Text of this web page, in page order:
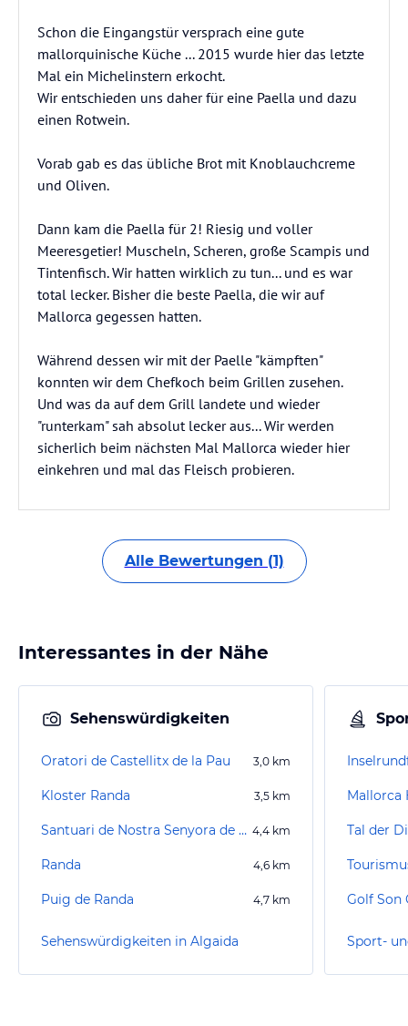
Schon die Eingangstür versprach eine gute
mallorquinische Küche ... 2015 wurde hier das letzte
Mal ein Michelinstern erkocht.
Wir entschieden uns daher für eine Paella und dazu
einen Rotwein.
Vorab gab es das übliche Brot mit Knoblauchcreme
und Oliven.
Dann kam die Paella für 2! Riesig und voller
Meeresgetier! Muscheln, Scheren, große Scampis und
Tintenfisch. Wir hatten wirklich zu tun... und es war
total lecker. Bisher die beste Paella, die wir auf
Mallorca gegessen hatten.
Während dessen wir mit der Paelle "kämpften"
konnten wir dem Chefkoch beim Grillen zusehen.
Und was da auf dem Grill landete und wieder
"runterkam" sah absolut lecker aus... Wir werden
sicherlich beim nächsten Mal Mallorca wieder hier
einkehren und mal das Fleisch probieren.
Alle Bewertungen (1)
Interessantes in der Nähe
Sehenswürdigkeiten
Oratori de Castellitx de la Pau 3,0 km
Kloster Randa 3,5 km
Santuari de Nostra Senyora de Gracia 4,4 km
Randa 4,6 km
Puig de Randa 4,7 km
Sehenswürdigkeiten in Algaida
Mallorca
Tal der
Golf Son
Sport-